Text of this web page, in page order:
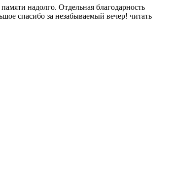
надолго. Отдельная благодарность
спасибо за незабываемый вечер! читать